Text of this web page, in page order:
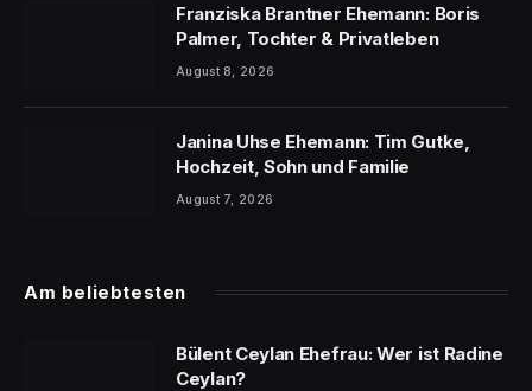
Franziska Brantner Ehemann: Boris
Palmer, Tochter & Privatleben
August 8, 2026
Janina Uhse Ehemann: Tim Gutke,
Hochzeit, Sohn und Familie
August 7, 2026
Am beliebtesten
Bülent Ceylan Ehefrau: Wer ist Radine
Ceylan?